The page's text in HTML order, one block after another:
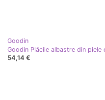
Goodin
Goodin Plăcile albastre din
54,14 €